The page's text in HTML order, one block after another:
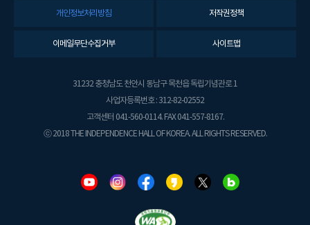
개인정보처리방침 저작권정책
이메일무단수집거부 사이트맵
31232 충청남도 천안시 동남구 목천읍 독립기념관로 1
사업자등록번호 : 312-82-02552
고객센터 041-560-0114. FAX 041-557-8167.
ⓒ 2018 THE INDEPENDENCE HALL OF KOREA. ALL RIGHTS RESERVED.